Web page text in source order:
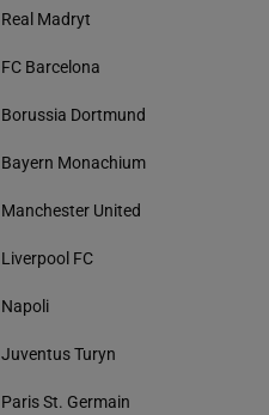
Real Madryt
FC Barcelona
Borussia Dortmund
Bayern Monachium
Manchester United
Liverpool FC
Napoli
Juventus Turyn
Paris St. Germain